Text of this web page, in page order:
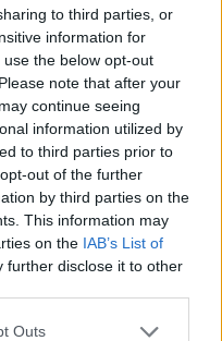
to third parties, or
information for
the below opt-out
note that after your
continue seeing
information utilized by
to third parties prior to
out of the further
by third parties on the
This information may
on the IAB’s List of
further disclose it to other
Outs
agencji spoza Polski
Flatron "juanflatroo"
Estończyk, który
W swoim CV ma on
banderą m.in. Rogue,
– w tej ostatniej ekipie
"innocentem" Mockiem.
Albanii 23-letni gracz,
Secret wespół z
Nad rozwojem HS-a
nowy talent manager